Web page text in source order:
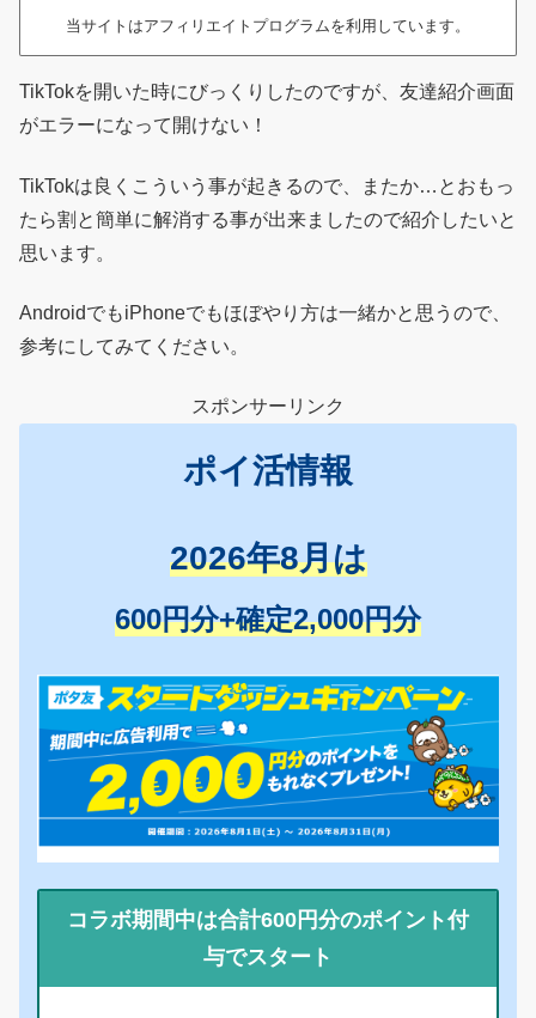
当サイトはアフィリエイトプログラムを利用しています。
TikTokを開いた時にびっくりしたのですが、友達紹介画面
がエラーになって開けない！
TikTokは良くこういう事が起きるので、またか…とおもっ
たら割と簡単に解消する事が出来ましたので紹介したいと
思います。
AndroidでもiPhoneでもほぼやり方は一緒かと思うので、
参考にしてみてください。
スポンサーリンク
ポイ活情報
2026年8月は
600円分+確定2,000円分
コラボ期間中は合計600円分のポイント付
与でスタート